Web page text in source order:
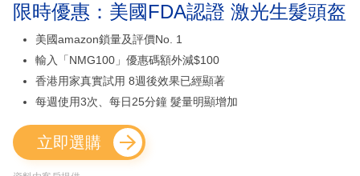
限時優惠：美國FDA認證 激光生髮頭盔
美國amazon鎖量及評價No. 1
輸入「NMG100」優惠碼額外減$100
香港用家真實試用 8週後效果已經顯著
每週使用3次、每日25分鐘 髮量明顯增加
立即選購